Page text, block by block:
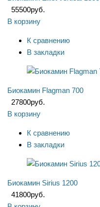
55500руб.
В корзину
К сравнению
В закладки
Биокамин Flagman 700
27800руб.
В корзину
К сравнению
В закладки
Биокамин Sirius 1200
41800руб.